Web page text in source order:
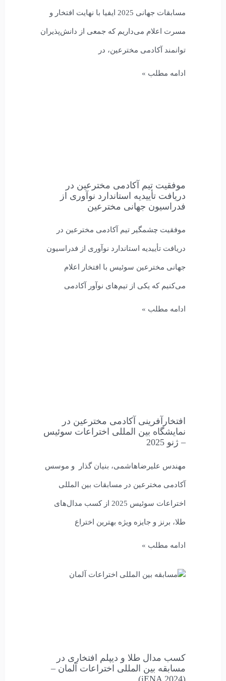
مسابقات جهانی 2025 ایفیا با نهایت افتخار و
مسرت اعلام می‌داریم که جمعی از دانش‌پذیران
توانمند آکادمی مخترعین، در
ادامه مطلب »
موفقیت تیم آکادمی مخترعین در
دریافت تأییدیه استاندارد نوآوری از
فدراسیون جهانی مخترعین
موفقیت چشمگیر تیم آکادمی مخترعین در
دریافت تأییدیه استاندارد نوآوری از فدراسیون
جهانی مخترعین سوئیس با افتخار اعلام
می‌کنیم که یکی از تیم‌های نوآور آکادمی
ادامه مطلب »
افتخارآفرینی آکادمی مخترعین در
نمایشگاه بین المللی اختراعات سوئیس
– ژنو 2025
مهندس علیرضاهاشمی، بنیان گذار و موسس
آکادمی مخترعین در مسابقات بین المللی
اختراعات سوئیس 2025 از کسب مدال‌های
طلا، برنز و جایزه ویژه بهترین اختراع
ادامه مطلب »
کسب مدال طلا و دیپلم افتخاری در
مسابقه بین المللی اختراعات آلمان –